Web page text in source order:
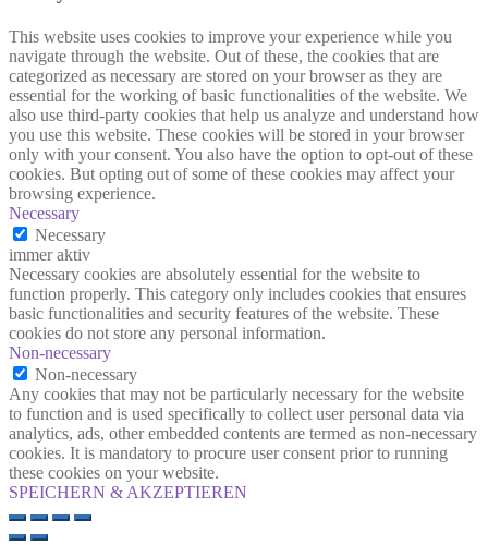
This website uses cookies to improve your experience while you
navigate through the website. Out of these, the cookies that are
categorized as necessary are stored on your browser as they are
essential for the working of basic functionalities of the website. We
also use third-party cookies that help us analyze and understand how
you use this website. These cookies will be stored in your browser
only with your consent. You also have the option to opt-out of these
cookies. But opting out of some of these cookies may affect your
browsing experience.
Necessary
Necessary
immer aktiv
Necessary cookies are absolutely essential for the website to
function properly. This category only includes cookies that ensures
basic functionalities and security features of the website. These
cookies do not store any personal information.
Non-necessary
Non-necessary
Any cookies that may not be particularly necessary for the website
to function and is used specifically to collect user personal data via
analytics, ads, other embedded contents are termed as non-necessary
cookies. It is mandatory to procure user consent prior to running
these cookies on your website.
SPEICHERN & AKZEPTIEREN